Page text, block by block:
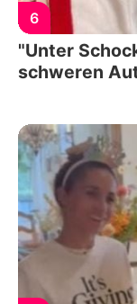
6
"Unter
schweren